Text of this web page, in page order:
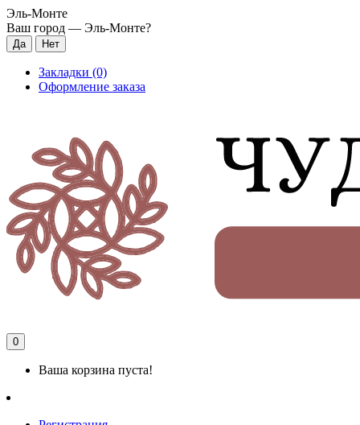
Эль-Монте
Ваш город — Эль-Монте?
Закладки (0)
Оформление заказа
0
Ваша корзина пуста!